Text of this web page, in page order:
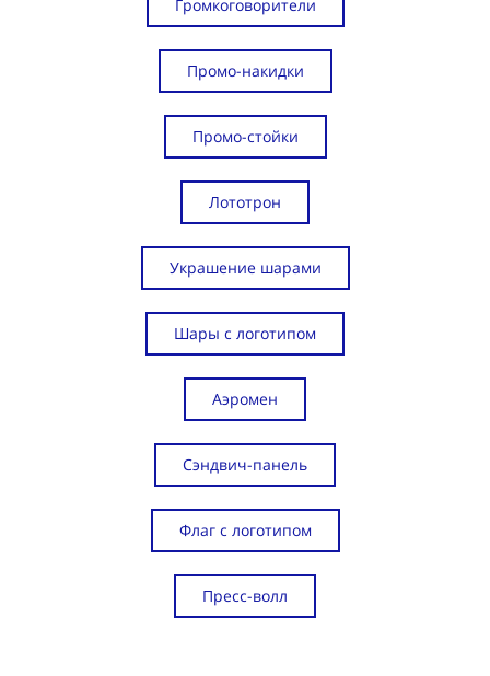
Громкоговорители
Промо-накидки
Промо-стойки
Лототрон
Украшение шарами
Шары с логотипом
Аэромен
Сэндвич-панель
Флаг с логотипом
Пресс-волл